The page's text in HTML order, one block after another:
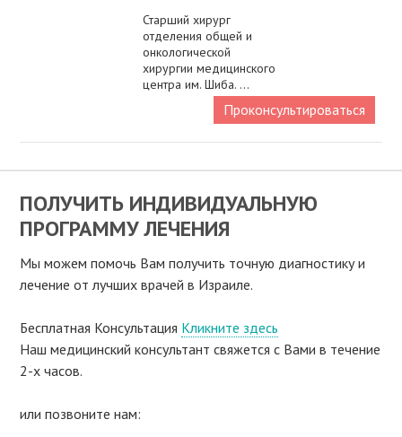
Старший хирург
отделения общей и
онкологической
хирургии медицинского
центра им. Шиба. ...
Проконсультироваться
ПОЛУЧИТЬ ИНДИВИДУАЛЬНУЮ
ПРОГРАММУ ЛЕЧЕНИЯ
Мы можем помочь Вам получить точную диагностику и
лечение от лучших врачей в Израиле.
Бесплатная Консультация Кликните здесь
Наш медицинский консультант свяжeтся с Вами в течение
2-х часов.
или позвоните нам: